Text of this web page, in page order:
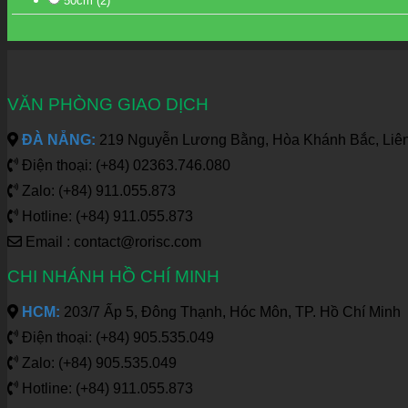
VĂN PHÒNG GIAO DỊCH
ĐÀ NẴNG: 219 Nguyễn Lương Bằng, Hòa Khánh Bắc,
Điện thoại: (+84) 02363.746.080
Zalo: (+84) 911.055.873
Hotline: (+84) 911.055.873
Email : contact@rorisc.com
CHI NHÁNH HỒ CHÍ MINH
HCM: 203/7 Ấp 5, Đông Thạnh, Hóc Môn, TP. Hồ Chí Minh
Điện thoại: (+84) 905.535.049
Zalo: (+84) 905.535.049
Hotline: (+84) 911.055.873